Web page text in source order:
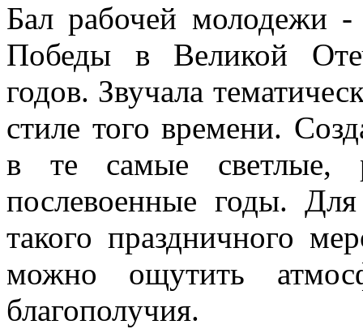
Бал рабочей молодежи
Победы в Великой
годов. Звучала
стиле того времени.
в те самые светлые,
послевоенные годы.
такого праздничного
можно ощутить
благополучия.